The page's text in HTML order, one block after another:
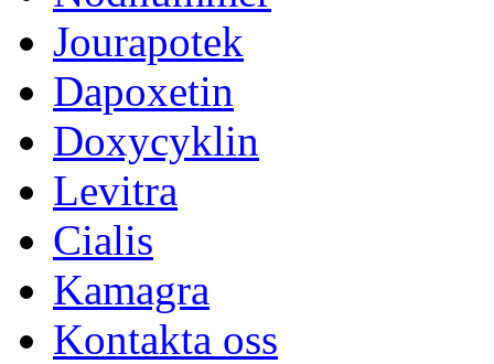
Jourapotek
Dapoxetin
Doxycyklin
Levitra
Cialis
Kamagra
Kontakta oss